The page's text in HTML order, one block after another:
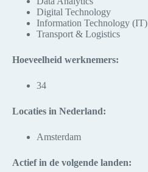
Digital Technology
Information Technology (IT)
Transport & Logistics
Hoeveelheid werknemers:
34
Locaties in Nederland:
Amsterdam
Actief in de volgende landen: